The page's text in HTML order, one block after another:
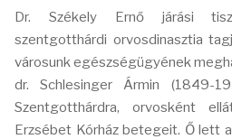
Dr. Székely Ernő járási
szentgotthárdi orvosdinasztia
városunk egészségügyének
dr. Schlesinger Ármin (1849-
Szentgotthárdra, orvosként
Erzsébet Kórház betegeit. Ő lett